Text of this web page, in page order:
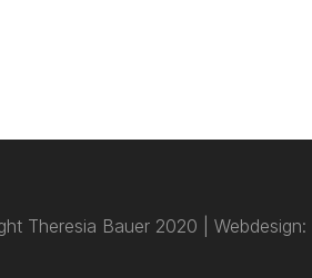
Theresia Bauer 2020 | Webdesign: